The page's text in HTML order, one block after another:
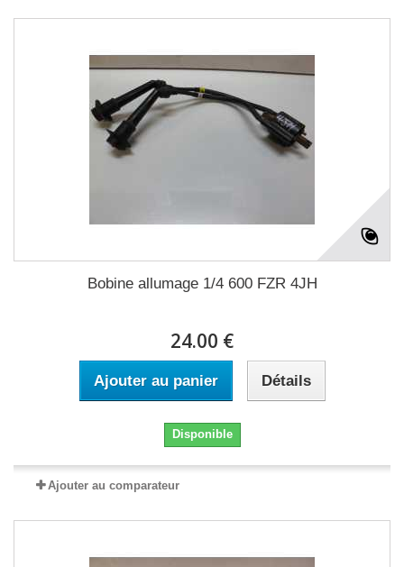
Bobine allumage 1/4 600 FZR 4JH
24.00 €
Ajouter au panier Détails
Disponible
Ajouter au comparateur